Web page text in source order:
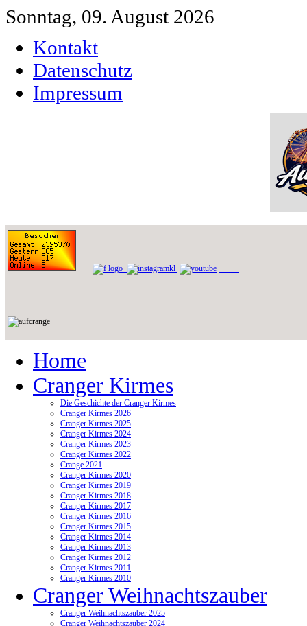
Sonntag, 09. August 2026
Kontakt
Datenschutz
Impressum
Home
Cranger Kirmes
Die Geschichte der Cranger Kirmes
Cranger Kirmes 2026
Cranger Kirmes 2025
Cranger Kirmes 2024
Cranger Kirmes 2023
Cranger Kirmes 2022
Crange 2021
Cranger Kirmes 2020
Cranger Kirmes 2019
Cranger Kirmes 2018
Cranger Kirmes 2017
Cranger Kirmes 2016
Cranger Kirmes 2015
Cranger Kirmes 2014
Cranger Kirmes 2013
Cranger Kirmes 2012
Cranger Kirmes 2011
Cranger Kirmes 2010
Cranger Weihnachtszauber
Cranger Weihnachtszauber 2025
Cranger Weihnachtszauber 2024